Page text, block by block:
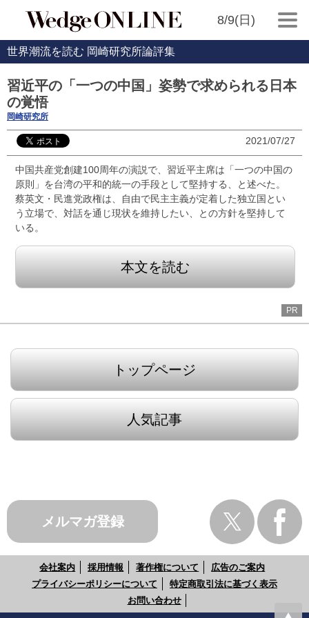
8/9(日)
世界潮流を読む 岡崎研究所論評集
習近平の「一つの中国」姿勢で求められる日本
の覚悟
岡崎研究所
2021/07/27
中国共産党創建100周年の演説で、習近平主席は「一つの中国の
原則」を台湾の平和的統一の手段として堅持する、と述べた。
蔡英文・民進党政権は、自由で民主主義が定着した独立国とい
う立場で、対話を通じ現状を維持したい、との方針を堅持して
いる。
本文を読む
PR
トップページ
人気記事
メルマガ登録
会社案内 採用情報 著作権について
広告のご案内
プライバシーポリシーについて
特定商取引法に基づく表示
お問い合わせ